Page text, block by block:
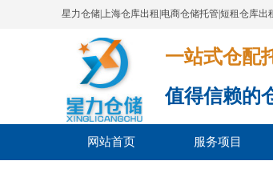
星力仓储|上海仓库出租|电商仓储托管|短租仓库
一站式仓配
值得信赖的
网站首页 服务项目